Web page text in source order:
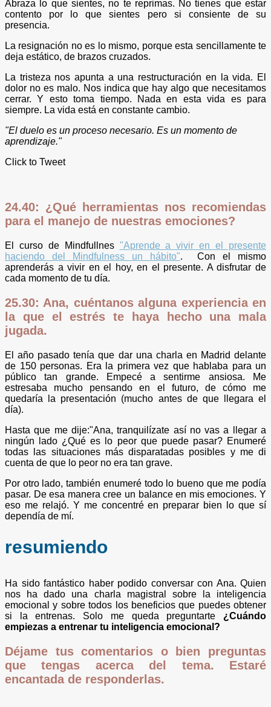
Abraza lo que sientes, no te reprimas. No tienes que estar
contento por lo que sientes pero si consiente de su
presencia.
La resignación no es lo mismo, porque esta sencillamente te
deja estático, de brazos cruzados.
La tristeza nos apunta a una restructuración en la vida. El
dolor no es malo. Nos indica que hay algo que necesitamos
cerrar. Y esto toma tiempo. Nada en esta vida es para
siempre. La vida está en constante cambio.
"El duelo es un proceso necesario. Es un momento de
aprendizaje."
Click to Tweet
24.40: ¿Qué herramientas nos recomiendas
para el manejo de nuestras emociones?
El curso de Mindfullnes "Aprende a vivir en el presente
haciendo del Mindfulness un hábito". Con el mismo
aprenderás a vivir en el hoy, en el presente. A disfrutar de
cada momento de tu día.
25.30: Ana, cuéntanos alguna experiencia en
la que el estrés te haya hecho una mala​
jugada.
El año pasado tenía que dar una charla en Madrid delante
de 150 personas. Era la primera vez que hablaba para un
público tan grande. Empecé a sentirme ansiosa. Me
estresaba mucho pensando en el futuro, de cómo me
quedaría la presentación (mucho antes de que llegara el
día).
Hasta que me dije:"Ana, tranquilízate así no vas a llegar a
ningún lado ¿Qué es lo peor que puede pasar? Enumeré
todas las situaciones más disparatadas posibles y me di
cuenta de que lo peor no era tan grave.
Por otro lado, también enumeré todo lo bueno que me podía
pasar. De esa manera cree un balance en mis emociones. Y
eso me relajó. Y me concentré en preparar bien lo que sí
dependía de mí.
resumiendo
Ha sido fantástico haber podido conversar con Ana. Quien
nos ha dado una charla magistral sobre la inteligencia
emocional y sobre todos los beneficios que puedes obtener
si la entrenas. Solo me queda preguntarte ¿Cuándo
empiezas a entrenar tu inteligencia emocional?
Déjame tus comentarios o bien preguntas
que tengas acerca del tema. Estaré
encantada de responderlas.